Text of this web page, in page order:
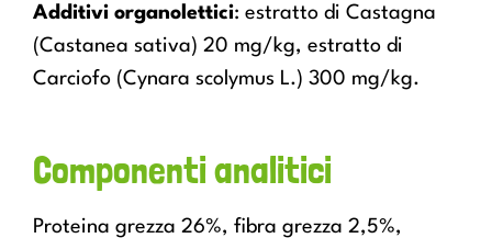
Additivi organolettici: estratto di Castagna
(Castanea sativa) 20 mg/kg, estratto di
Carciofo (Cynara scolymus L.) 300 mg/kg.
Componenti analitici
Proteina grezza 26%, fibra grezza 2,5%,